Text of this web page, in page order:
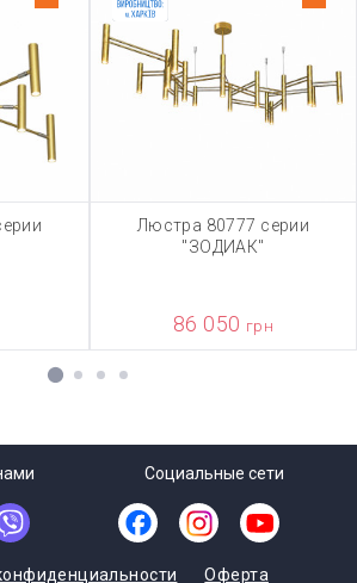
Люстра 80777 серии
"ЗОДИАК"
86 050 грн
1 2 3 4
Социальные сети
Оферта